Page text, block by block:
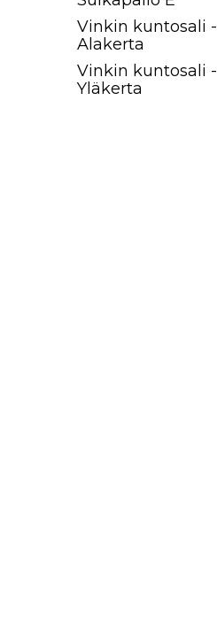
Vinkin kuntosali -
Alakerta
Vinkin kuntosali -
Yläkerta